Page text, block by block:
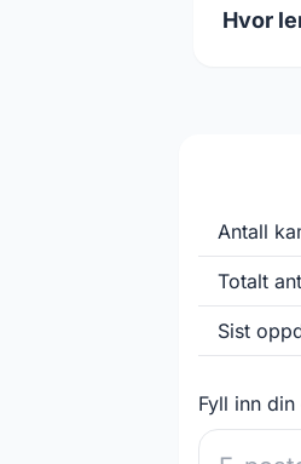
Hvor
Antall
Totalt
Sist
Fyll inn